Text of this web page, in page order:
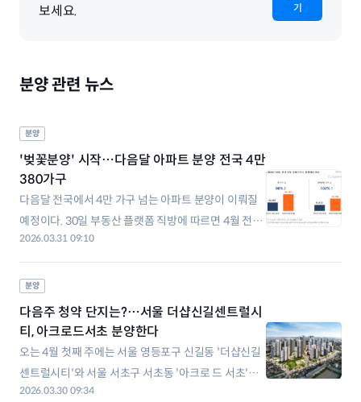
보세요.
기
분양 관련 뉴스
분양
'벚꽃분양' 시작…다음달 아파트 분양 전국 4만
380가구
다음달 전국에서 4만 가구 넘는 아파트 분양이 이뤄질
예정이다. 30일 부동산 플랫폼 직방에 따르면 4월 전국
아파트 예정 물량은 총 4만380가구로 집계됐다. 지난
해 4월(2만405가구)보다 약 98% 증가한 규모다. 이달
예정 물량 중 일부가 이월되며 4월 물량이 집중되는 모
양새다. 3월 분양계획 물량은 총 3만1012가구였으나
실제 분양은 계획의 60
2026.03.31 09:10
분양
다음주 청약 단지는?…서울 더샵신길센트럴시
티, 아크로드서초 분양한다
오는 4월 첫째 주에는 서울 영등포구 신길동 '더샵신길
센트럴시티'와 서울 서초구 서초동 '아크로 드 서초'가
1순위 청약을 받는다. 서울 핵심 입지에 들어서는 대단
2026.03.30 09:34